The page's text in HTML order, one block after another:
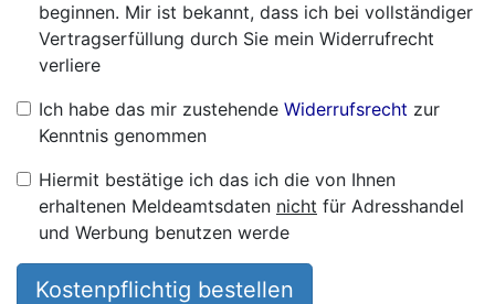
beginnen. Mir ist bekannt, dass ich bei vollständiger
Vertragserfüllung durch Sie mein Widerrufrecht
verliere
Ich habe das mir zustehende Widerrufsrecht zur
Kenntnis genommen
Hiermit bestätige ich das ich die von Ihnen
erhaltenen Meldeamtsdaten nicht für Adresshandel
und Werbung benutzen werde
Kostenpflichtig bestellen